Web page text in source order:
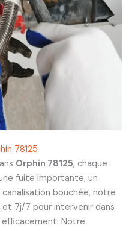
78125
Orphin 78125, chaque
fuite importante, un
bouchée, notre
7j/7 pour intervenir dans
Notre